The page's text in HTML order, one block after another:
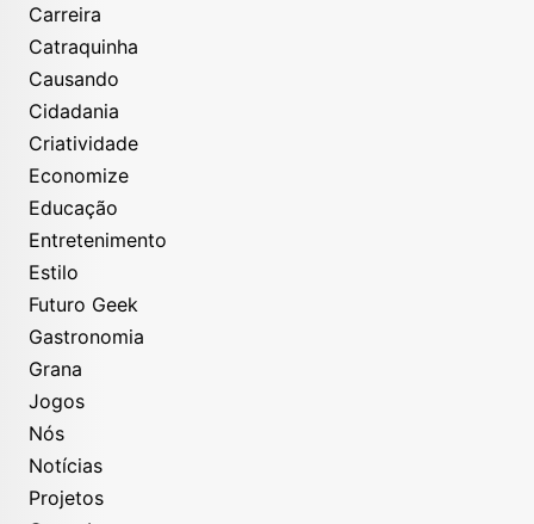
Carreira
Catraquinha
Causando
Cidadania
Criatividade
Economize
Educação
Entretenimento
Estilo
Futuro Geek
Gastronomia
Grana
Jogos
Nós
Notícias
Projetos